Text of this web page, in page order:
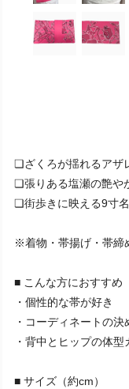
❏ざくろが揺れるアザ
❏張りある塩瀬の艶や
❏街歩きに映える9寸
※着物・帯揚げ・帯締
■ こんな方におすすめ
・個性的な帯が好き
・コーディネートの
・背中とヒップの体
■ サイズ（約cm）